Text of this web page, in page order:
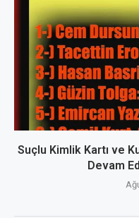
Suçlu Kimlik Kartı ve
Devam